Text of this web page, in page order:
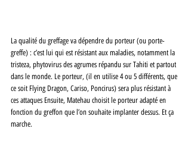
La qualité du greffage va dépendre du porteur (ou porte-
greffe) : c’est lui qui est résistant aux maladies, notamment la
tristeza, phytovirus des agrumes répandu sur Tahiti et partout
dans le monde. Le porteur, (il en utilise 4 ou 5 différents, que
ce soit Flying Dragon, Cariso, Poncirus) sera plus résistant à
ces attaques Ensuite, Matehau choisit le porteur adapté en
fonction du greffon que l’on souhaite implanter dessus. Et ça
marche.